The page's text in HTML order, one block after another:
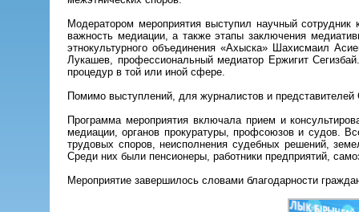
Модератором мероприятия выступил научный
важность медиации, а также этапы заключения
этнокультурного объединения «Ахыска» Шахисмаил
Лукашев, профессиональный медиатор Ержигит
процедур в той или иной сфере.
Помимо выступлений, для журналистов и
Программа мероприятия включала прием и
медиации, органов прокуратуры, профсоюзов и судов.
трудовых споров, неисполнения судебных решений,
Среди них были пенсионеры, работники предприятий,
Мероприятие завершилось словами благодарности